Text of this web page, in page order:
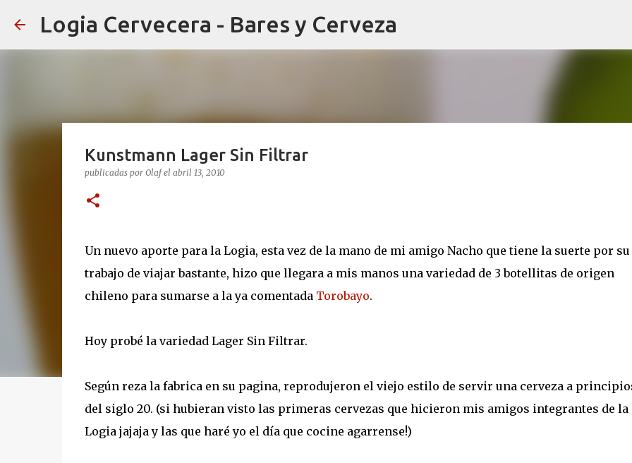
Logia Cervecera - Bares y Cerveza
Kunstmann Lager Sin Filtrar
publicadas por Olaf el abril 13, 2010
Un nuevo aporte para la Logia, esta vez de la mano de mi amigo Nacho que tiene la suerte por su
trabajo de viajar bastante, hizo que llegara a mis manos una variedad de 3 botellitas de origen
chileno para sumarse a la ya comentada Torobayo.
Hoy probé la variedad Lager Sin Filtrar.
Según reza la fabrica en su pagina, reprodujeron el viejo estilo de servir una cerveza a
del siglo 20. (si hubieran visto las primeras cervezas que hicieron mis amigos integrantes de la
Logia jajaja y las que haré yo el día que cocine agarrense!)